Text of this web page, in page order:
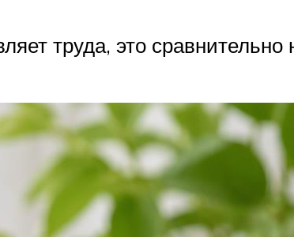
труда, это